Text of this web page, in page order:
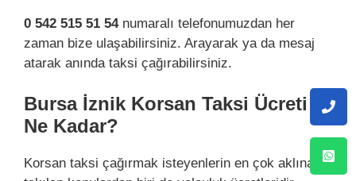
0 542 515 51 54numaralı telefonumuzdan her
zaman bize ulaşabilirsiniz. Arayarak ya da mesaj
atarak anında taksi çağırabilirsiniz.
Bursa İznik Korsan Taksi Ücreti
Ne Kadar?
Korsan taksi çağırmak isteyenlerin en çok aklına